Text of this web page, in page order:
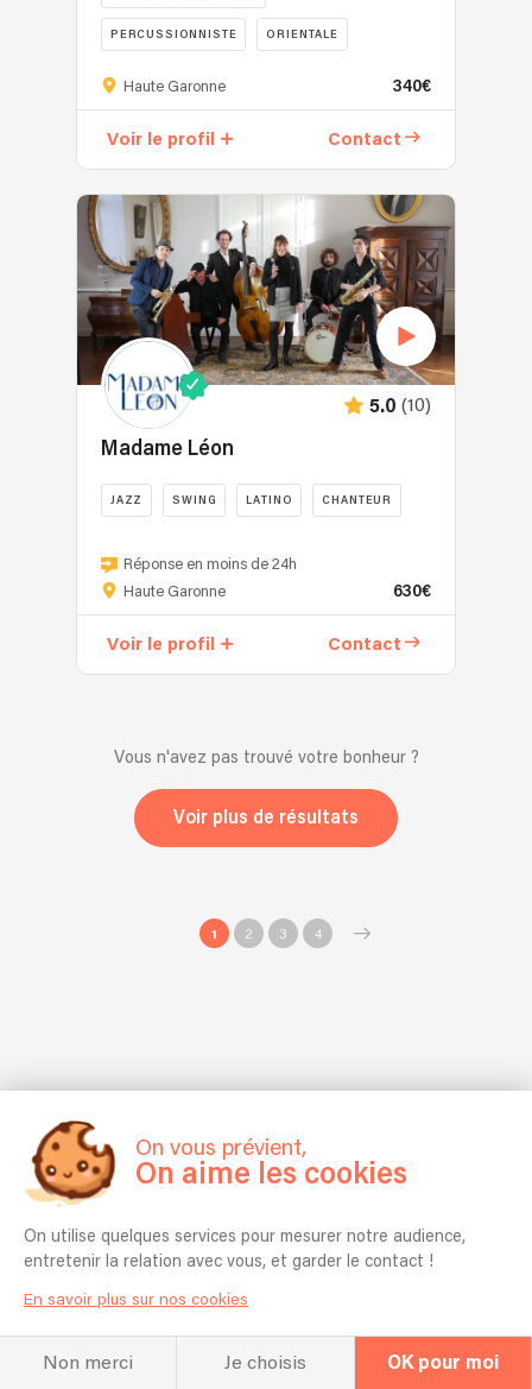
PERCUSSIONNISTE ORIENTALE
ARABE
Haute Garonne 340€
Voir le profil Contact
5.0 (10)
Madame Léon
JAZZ SWING LATINO CHANTEUR
Réponse en moins de 24h
Haute Garonne
630€
Voir le profil Contact
Vous n'avez pas trouvé votre bonheur ?
Voir plus de résultats
1 2 3 4
On vous prévient,
On aime les cookies
On utilise quelques services pour mesurer notre audience,
entretenir la relation avec vous, et garder le contact !
En savoir plus sur nos cookies
Non merci Je choisis OK pour moi